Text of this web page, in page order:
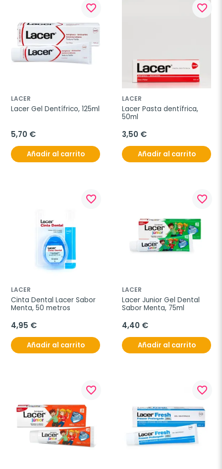
favorite_border
LACER
Lacer Gel Dentífrico, 125ml
5,70 €
Añadir al carrito
favorite_border
LACER
Lacer Pasta dentífrica,
50ml
3,50 €
Añadir al carrito
favorite_border
LACER
Cinta Dental Lacer Sabor
Menta, 50 metros
4,95 €
Añadir al carrito
favorite_border
LACER
Lacer Junior Gel Dental
Sabor Menta, 75ml
4,40 €
Añadir al carrito
favorite_border favorite_border